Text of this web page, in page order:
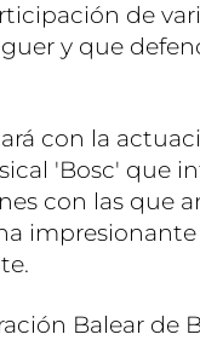
de
y que
con la
'Bosc' que
con las que
Balear de